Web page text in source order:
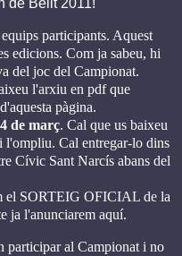
de Bèlit 2011!
participants. Aquest
edicions. Com ja sabeu, hi
del joc del Campionat.
l'arxiu en pdf que
pàgina.
de març. Cal que us baixeu
Cal entregar-lo dins
Cívic Sant Narcís abans del
el SORTEIG OFICIAL de la
ja l'anunciarem aquí.
participar al Campionat i no